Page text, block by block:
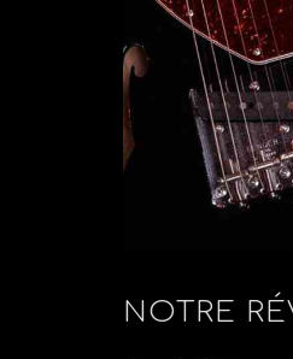
NOTRE